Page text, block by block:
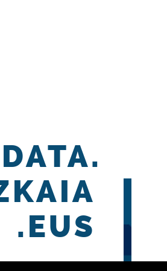
.EUS